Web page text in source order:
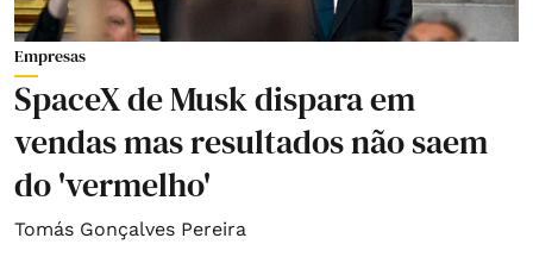
Empresas
SpaceX de Musk dispara em
vendas mas resultados não saem
do 'vermelho'
Tomás Gonçalves Pereira